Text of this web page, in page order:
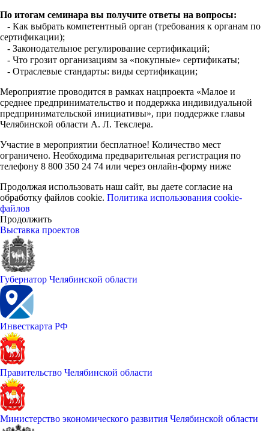
По итогам семинара вы получите ответы на вопросы:
⠀- Как выбрать компетентный орган (требования к органам по
сертификации);
⠀- Законодательное регулирование сертификаций;
⠀- Что грозит организациям за «покупные» сертификаты;
⠀- Отраслевые стандарты: виды сертификации;
Мероприятие проводится в рамках нацпроекта «Малое и
среднее предпринимательство и поддержка индивидуальной
предпринимательской инициативы», при поддержке главы
Челябинской области А. Л. Текслера.
Участие в мероприятии бесплатное! Количество мест
ограничено. Необходима предварительная регистрация по
телефону 8 800 350 24 74 или через онлайн-форму ниже
Продолжая использовать наш сайт, вы даете согласие на
обработку файлов cookie. Политика использования cookie-
файлов
Продолжить
Выставка проектов
Губернатор Челябинской области
Инвесткарта РФ
Правительство Челябинской области
Министерство экономического развития Челябинской области